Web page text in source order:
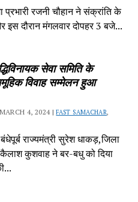
प्रभारी रजनी चौहान ने संक्रांति के
दौरान मंगलवार दोपहर 3 बजे...
सेवा समिति के
विवाह सम्मेलन हुआ
4, 2024 |FAST SAMACHAR,
राज्यमंत्री सुरेश धाकड़,जिला
कुशवाह ने बर-बधु को दिया